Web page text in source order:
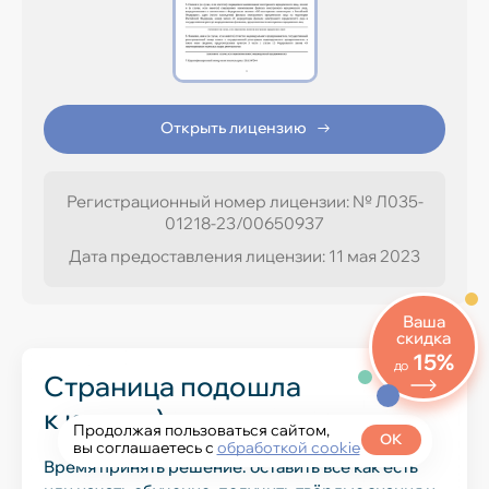
Открыть лицензию
Регистрационный номер лицензии: № Л035-
01218-23/00650937
Дата предоставления лицензии: 11 мая 2023
Страница подошла
к концу :)
Время принять решение: оставить всё как есть
Ваша
скидка
до 15%
−10% при оплате в рассрочку
Продолжая пользоваться сайтом,
вы соглашаетесь с обработкой cookie ОК